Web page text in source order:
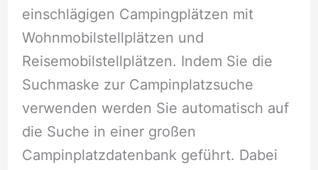
einschlägigen Campingplätzen mit
Wohnmobilstellplätzen und
Reisemobilstellplätzen. Indem Sie die
Suchmaske zur Campinplatzsuche
verwenden werden Sie automatisch auf
die Suche in einer großen
Campinplatzdatenbank geführt. Dabei